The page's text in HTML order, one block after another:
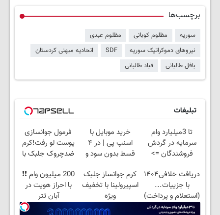
برچسب‌ها
سوریه مظلوم کوبانی
مظلوم عبدی
نیروهای دموکراتیک سوریه
SDF
اتحادیه میهنی کردستان
بافل طالبانی
قباد طالبانی
تبلیغات
تا 3میلیارد وام
سرمایه در گردش
فروشندگان =>
کن
خرید موبایل با
اسنپ پی | در ۴
قسط بدون سود و
فرمول جوانسازی
پوست لو رفت!کرم
ضدچروک جلبک با
دریافت خلافی۱۴۰۴
با جزییات...
(استعلام و پرداخت)
کرم جوانساز جلبک
اسپیرولینا با تخفیف
ویژه
200 میلیون وام ❗❗
با احراز هویت در
آبان تتر